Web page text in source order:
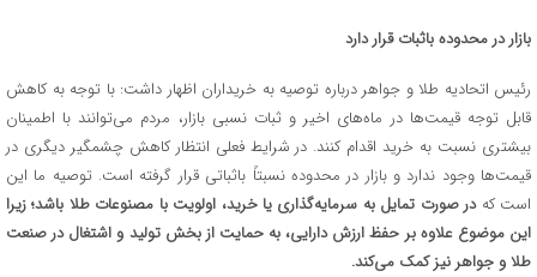
بازار در محدوده باثبات قرار دارد
رئیس اتحادیه طلا و جواهر درباره توصیه به خریداران اظهار داشت: با توجه به کاهش
قابل توجه قیمت‌ها در ماه‌های اخیر و ثبات نسبی بازار، مردم می‌توانند با اطمینان
بیشتری نسبت به خرید اقدام کنند. در شرایط فعلی انتظار کاهش چشمگیر دیگری در
قیمت‌ها وجود ندارد و بازار در محدوده نسبتاً باثباتی قرار گرفته است. توصیه ما این
است کهدر صورت تمایل به سرمایه‌گذاری یا خرید، اولویت با مصنوعات طلا باشد؛ زیرا
این موضوع علاوه بر حفظ ارزش دارایی، به حمایت از بخش تولید و اشتغال در صنعت
طلا و جواهر نیز کمک می‌کند.